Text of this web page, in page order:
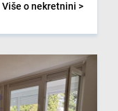
Više o nekretnini >